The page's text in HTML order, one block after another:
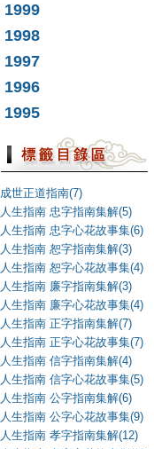
1999
1998
1997
1996
1995
成世正道指南(7)
人生指南 忠字指南集解(5)
人生指南 忠字心花故事集(6)
人生指南 恕字指南集解(3)
人生指南 恕字心花故事集(4)
人生指南 廉字指南集解(3)
人生指南 廉字心花故事集(4)
人生指南 正字指南集解(7)
人生指南 正字心花故事集(7)
人生指南 信字指南集解(4)
人生指南 信字心花故事集(5)
人生指南 公字指南集解(6)
人生指南 公字心花故事集(9)
人生指南 孝字指南集解(12)